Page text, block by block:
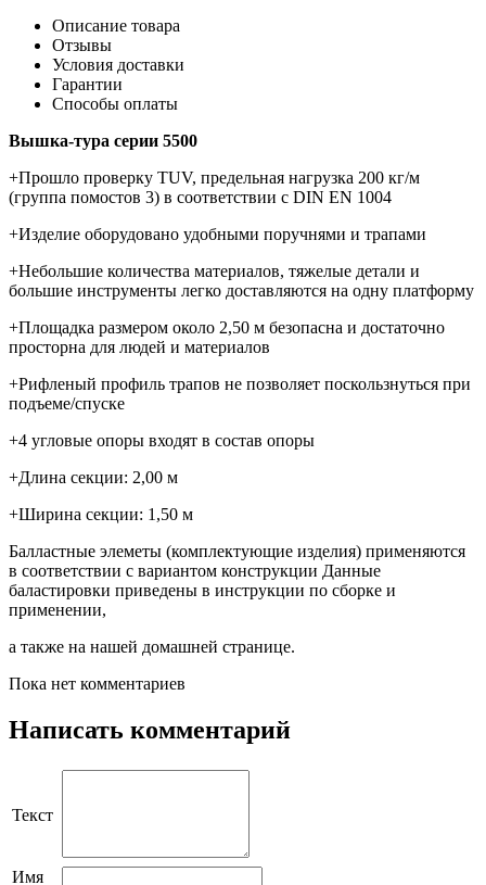
Описание товара
Отзывы
Условия доставки
Гарантии
Способы оплаты
Вышка-тура серии 5500
+Прошло проверку TUV, предельная нагрузка 200 кг/м
(группа помостов 3) в соответствии с DIN EN 1004
+Изделие оборудовано удобными поручнями и трапами
+Небольшие количества материалов, тяжелые детали и
большие инструменты легко доставляются на одну платформу
+Площадка размером около 2,50 м безопасна и достаточно
просторна для людей и материалов
+Рифленый профиль трапов не позволяет поскользнуться при
подъеме/спуске
+4 угловые опоры входят в состав опоры
+Длина секции: 2,00 м
+Ширина секции: 1,50 м
Балластные элеметы (комплектующие изделия) применяются
в соответствии с вариантом конструкции Данные
баластировки приведены в инструкции по сборке и
применении,
а также на нашей домашней странице.
Пока нет комментариев
Написать комментарий
Текст
Имя